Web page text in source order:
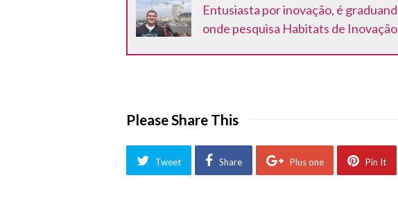
Entusiasta por inovação, é
onde pesquisa Habitats de
Please Share This
Tweet Share Plus one Pin It